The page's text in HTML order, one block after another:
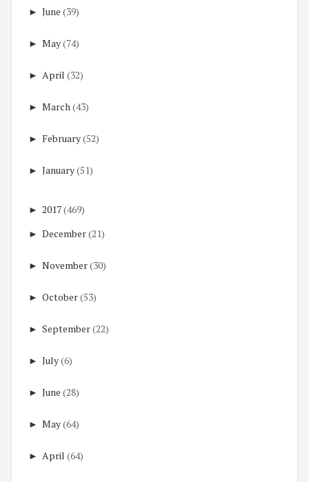
► June (39)
► May(74)
► April (32)
► March(43)
► February(52)
► January(51)
► 2017(469)
► December(21)
► November(30)
► October(53)
► September(22)
► July(6)
► June (28)
► May(64)
► April (64)